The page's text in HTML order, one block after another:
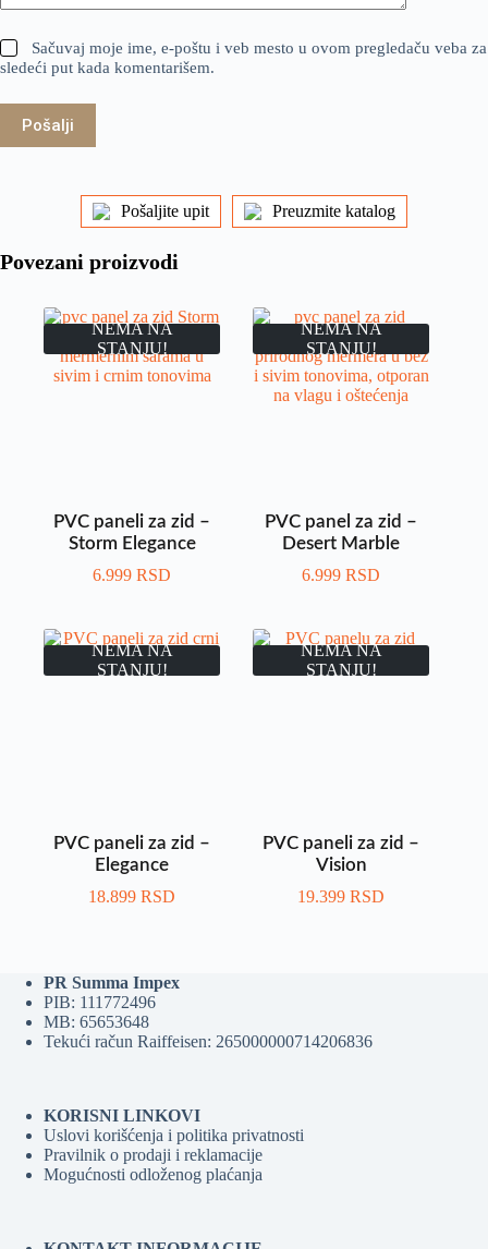
Sačuvaj moje ime, e-poštu i veb mesto u ovom pregledaču veba za
sledeći put kada komentarišem.
Pošalji
Pošaljite upit Preuzmite katalog
Povezani proizvodi
NEMA NA
STANJU!
PVC paneli za zid –
Storm Elegance
6.999RSD
NEMA NA
STANJU!
PVC panel za zid –
Desert Marble
6.999RSD
NEMA NA
STANJU!
PVC paneli za zid –
Elegance
18.899RSD
NEMA NA
STANJU!
PVC paneli za zid –
Vision
19.399RSD
PR Summa Impex
PIB: 111772496
MB: 65653648
Tekući račun Raiffeisen: 265000000714206836
KORISNI LINKOVI
Uslovi korišćenja i politika privatnosti
Pravilnik o prodaji i reklamacije
Mogućnosti odloženog plaćanja